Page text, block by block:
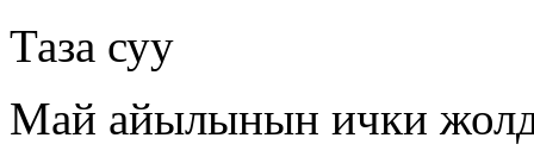
Таза суу
Май айылынын ички